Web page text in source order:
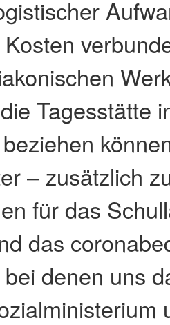
Tagesstätte
– zusätzlich
für das
das
denen uns